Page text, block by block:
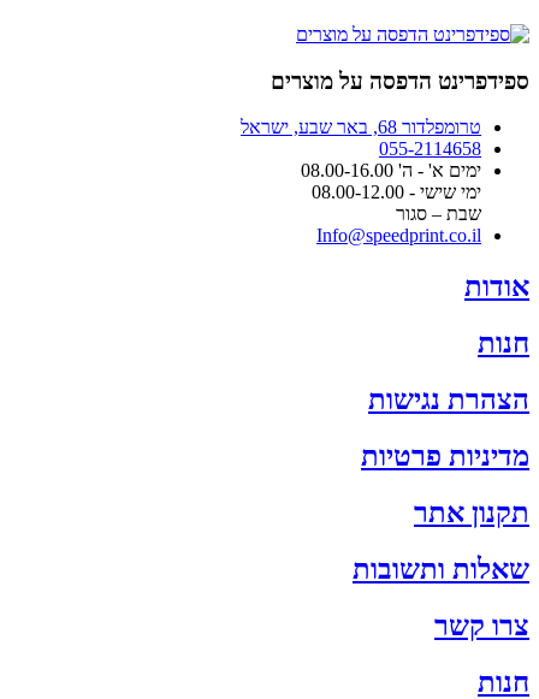
ספידפרינט הדפסה על מוצרים
טרומפלדור 68, באר שבע, ישראל
055-2114658
ימים א' - ה' 08.00-16.00
ימי שישי - 08.00-12.00
שבת – סגור
Info@speedprint.co.il
אודות
חנות
הצהרת נגישות
מדיניות פרטיות
תקנון אתר
שאלות ותשובות
צרו קשר
חנות